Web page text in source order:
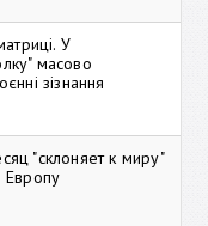
У
масово
зізнання
"склоняет к миру"
Европу